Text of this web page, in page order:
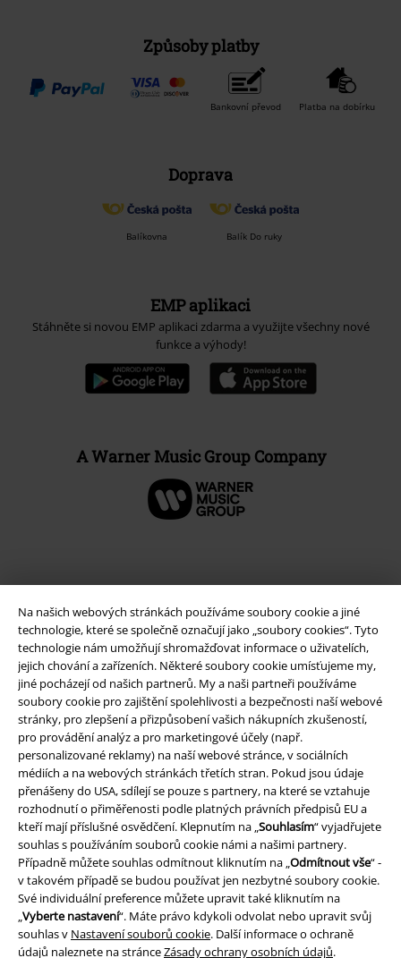
Na našich webových stránkách používáme soubory cookie a jiné
technologie, které se společně označují jako „soubory cookies“. Tyto
technologie nám umožňují shromažďovat informace o uživatelích,
jejich chování a zařízeních. Některé soubory cookie umísťujeme my,
jiné pocházejí od našich partnerů. My a naši partneři používáme
soubory cookie pro zajištění spolehlivosti a bezpečnosti naší webové
stránky, pro zlepšení a přizpůsobení vašich nákupních zkušeností,
pro provádění analýz a pro marketingové účely (např.
personalizované reklamy) na naší webové stránce, v sociálních
médiích a na webových stránkách třetích stran. Pokud jsou údaje
přenášeny do USA, sdílejí se pouze s partnery, na které se vztahuje
rozhodnutí o přiměřenosti podle platných právních předpisů EU a
kteří mají příslušné osvědčení. Klepnutím na „Souhlasím“ vyjadřujete
souhlas s používáním souborů cookie námi a našimi partnery.
Případně můžete souhlas odmítnout kliknutím na „Odmítnout vše“ -
v takovém případě se budou používat jen nezbytné soubory cookie.
Své individuální preference můžete upravit také kliknutím na
„Vyberte nastavení“. Máte právo kdykoli odvolat nebo upravit svůj
souhlas v Nastavení souborů cookie. Další informace o ochraně
údajů naleznete na stránceZásady ochrany osobních údajů.
Způsoby platby
Bankovní převod Platba na dobírku
Doprava
Balíkovna Balík Do ruky
EMP aplikaci
Stáhněte si novou EMP aplikaci zdarma a využijte všechny nové
funkce a výhody!
A Warner Music Group Company
Právní informace
Podmínky
Prohlášení
Ochrana osobních údajů
Likvidace odpadu a ochrana životního prostředí
Prohlášení o shodě
Informace o přístupnosti